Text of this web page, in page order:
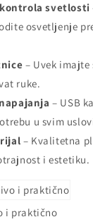
svetlosti
osvetljenje
– Uvek
ruke.
– USB
u svim
– Kvalitetna
i estetiku.
i praktično